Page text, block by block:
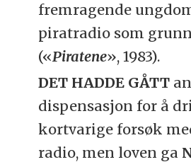
fremragende
piratradio som
(«Piratene», 1983).
DET HADDE GÅTT
dispensasjon for å
kortvarige forsøk
radio, men loven ga